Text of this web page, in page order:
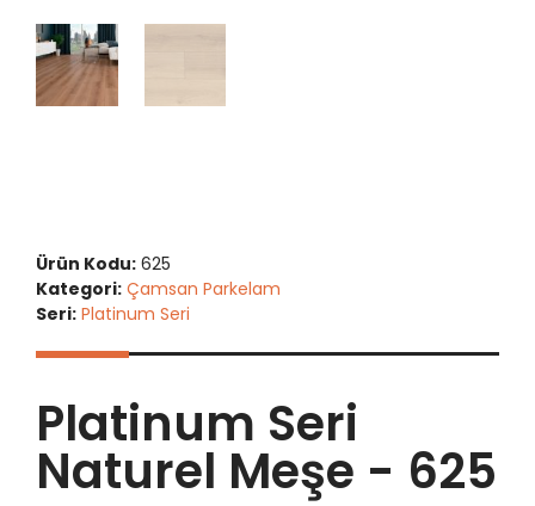
Ürün Kodu: 625
Kategori: Çamsan Parkelam
Seri: Platinum Seri
Platinum Seri
Naturel Meşe - 625